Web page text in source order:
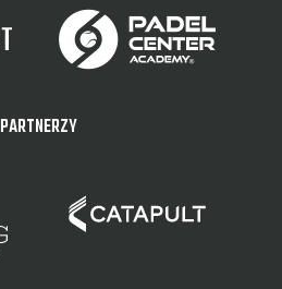
PARTNERZY